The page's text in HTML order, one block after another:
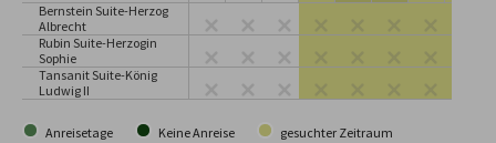
Bernstein Suite-Herzog
Albrecht
Rubin Suite-Herzogin
Sophie
Tansanit Suite-König
Ludwig II
Anreisetage Keine Anreise gesuchter Zeitraum